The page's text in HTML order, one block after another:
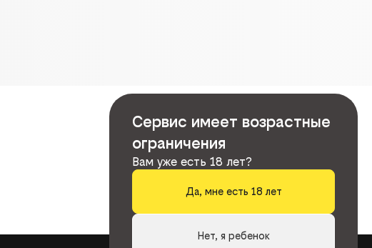
Сервис имеет возрастные
ограничения
Вам уже есть 18 лет?
Да, мне есть 18 лет
Нет, я ребенок